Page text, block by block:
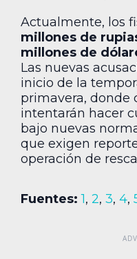
Actualmente, los
millones de
millones de
Las nuevas
inicio de la
primavera, donde
intentarán hacer
bajo nuevas
que exigen
operación de
Fuentes: 1, 2, 3, 4,